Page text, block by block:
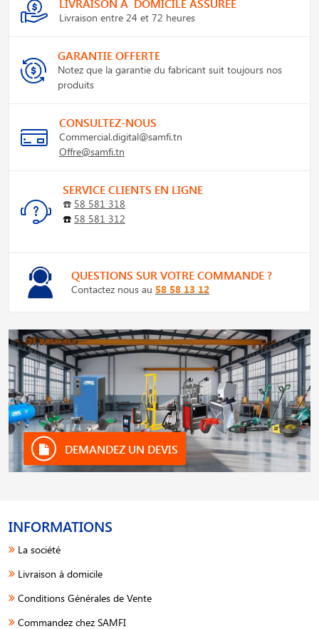
LIVRAISON À DOMICILE ASSURÉE
Livraison entre 24 et 72 heures
GARANTIE OFFERTE
Notez que la garantie du fabricant suit toujours nos
produits
CONSULTEZ-NOUS
Commercial.digital@samfi.tn
Offre@samfi.tn
SERVICE CLIENTS EN LIGNE
☎️ 58 581 318
☎️ 58 581 312
QUESTIONS SUR VOTRE COMMANDE ?
Contactez nous au 58 58 13 12
DEMANDEZ UN DEVIS
INFORMATIONS
La société
Livraison à domicile
Conditions Générales de Vente
Commandez chez SAMFI